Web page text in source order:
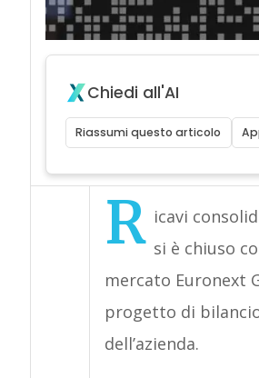
Chiedi all'AI
Riassumi questo articolo
R icavi
si è chiuso
mercato Euronext
progetto di
dell’azienda.